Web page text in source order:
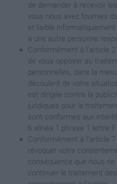
de demander à recevoir
vous nous avez fournies
et lisible
à une autre personne
Conformément à l'article
de vous opposer au
personnelles, dans la
découlent de votre
est dirigée contre la
juridiques pour le
sont conformes aux
6 alinéa 1 phrase 1 lettre F
Conformément à l'article 7
révoquer votre
conséquence que nous
continuer le traitement